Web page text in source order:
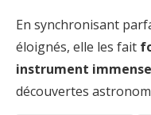
En synchronisant
éloignés, elle les fait
instrument immense
découvertes